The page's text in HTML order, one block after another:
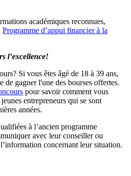
académiques reconnues,
Programme d’appui financier à la
l’excellence!
Si vous êtes âgé de 18 à 39 ans,
de gagner l'une des bourses offertes.
pour savoir comment vous
entrepreneurs qui se sont
années.
à l’ancien programme
avec leur conseiller ou
concernant leur situation.